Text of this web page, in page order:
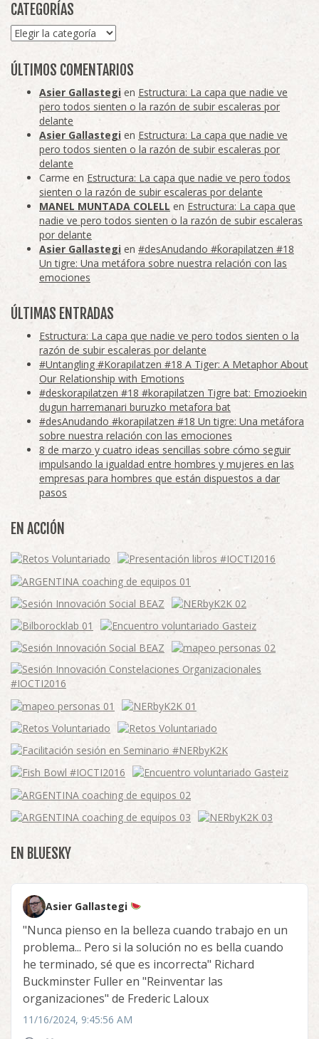
CATEGORÍAS
Categorías
ÚLTIMOS COMENTARIOS
Asier Gallastegi en Estructura: La capa que nadie ve
pero todos sienten o la razón de subir escaleras por
delante
Asier Gallastegi en Estructura: La capa que nadie ve
pero todos sienten o la razón de subir escaleras por
delante
Carme en Estructura: La capa que nadie ve pero todos
sienten o la razón de subir escaleras por delante
MANEL MUNTADA COLELL en Estructura: La capa que
nadie ve pero todos sienten o la razón de subir escaleras
por delante
Asier Gallastegi en #desAnudando #korapilatzen #18
Un tigre: Una metáfora sobre nuestra relación con las
emociones
ÚLTIMAS ENTRADAS
Estructura: La capa que nadie ve pero todos sienten o la
razón de subir escaleras por delante
#Untangling #Korapilatzen #18 A Tiger: A Metaphor About
Our Relationship with Emotions
#deskorapilatzen #18 #korapilatzen Tigre bat: Emozioekin
dugun harremanari buruzko metafora bat
#desAnudando #korapilatzen #18 Un tigre: Una metáfora
sobre nuestra relación con las emociones
8 de marzo y cuatro ideas sencillas sobre cómo seguir
impulsando la igualdad entre hombres y mujeres en las
empresas para hombres que están dispuestos a dar
pasos
EN ACCIÓN
EN BLUESKY
Asier Gallastegi
"Nunca pienso en la belleza cuando trabajo en un
problema... Pero si la solución no es bella cuando
he terminado, sé que es incorrecta" Richard
Buckminster Fuller en "Reinventar las
organizaciones" de Frederic Laloux
11/16/2024, 9:45:56 AM